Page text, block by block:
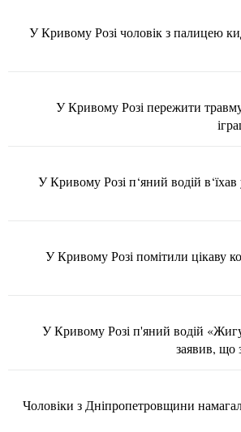
У Кривому Розі чоловік з палицею
У Кривому Розі пережити
У Кривому Розі п‘яний водій
У Кривому Розі помітили цікаву
У Кривому Розі п'яний водій
заявив, що
Чоловіки з Дніпропетровщини